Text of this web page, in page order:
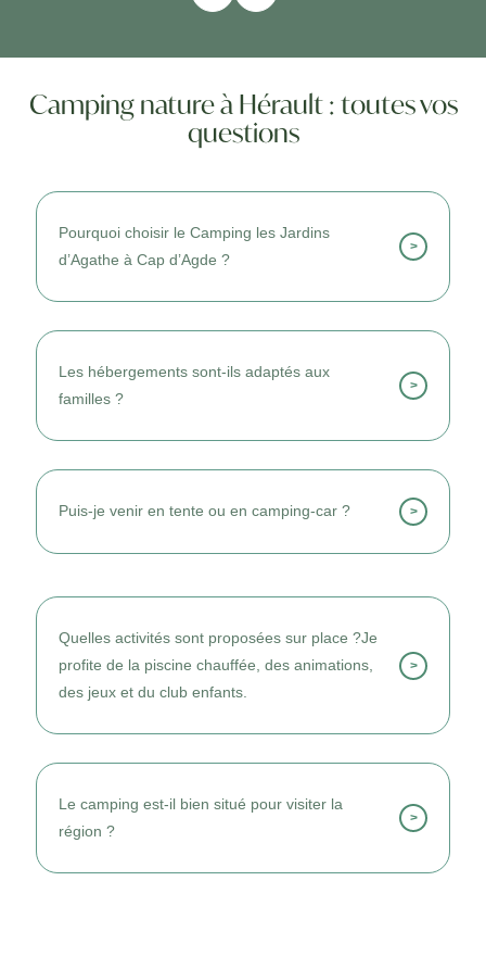
Camping nature à Hérault : toutes vos
questions
Pourquoi choisir le Camping les Jardins
d’Agathe à Cap d’Agde ?
>
Je le choisis pour sa proximité de la mer, son
activités.
Les hébergements sont-ils adaptés aux
familles ?
>
Oui, les mobil-homes et emplacements
accueillent confortablement familles,
couples et groupes.
Puis-je venir en tente ou en camping-car ? >
Quelles activités sont proposées sur place ?Je
profite de la piscine chauffée, des animations,
des jeux et du club enfants.
>
Je profite de la piscine chauffée, des
Le camping est-il bien situé pour visiter la
région ?
>